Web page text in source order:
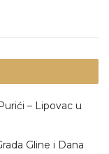
– Lipovac u
Gline i Dana